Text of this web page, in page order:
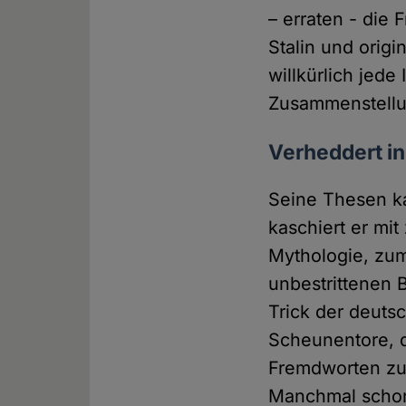
– erraten - die
Stalin und
willkürlich jede
Verheddert
Seine Thesen
kaschiert er
Mythologie,
unbestrittenen
Trick der
Scheunentore,
Fremdworten
Manchmal